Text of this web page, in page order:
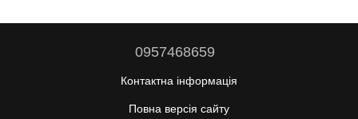
0957468659
Контактна інформація
Повна версія сайту